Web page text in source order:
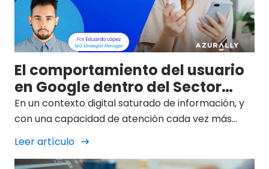
El comportamiento del usuario
en Google dentro del Sector
Farmacéutico
En un contexto digital saturado de información, y
con una capacidad de atención cada vez más
limitada, el usuario de motores de búsqueda como
estructurada a la hora de realizar una consulta.
Leer artículo